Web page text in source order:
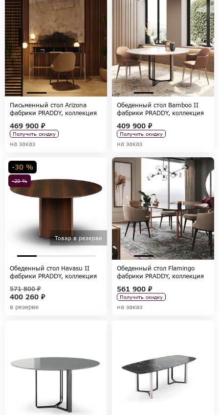
Письменный стол Arizona
фабрики PRADDY, коллекция
469 900 ₽
Получить скидку
на заказ
Обеденный стол Bamboo II
фабрики PRADDY, коллекция
409 900 ₽
Получить скидку
на заказ
-20 %
-30 %
Товар в резерве
Обеденный стол Havasu II
фабрики PRADDY, коллекция
400 260 ₽
571 800 ₽
в резерве
Обеденный стол Flamingo
фабрики PRADDY, коллекция
561 900 ₽
Получить скидку
на заказ